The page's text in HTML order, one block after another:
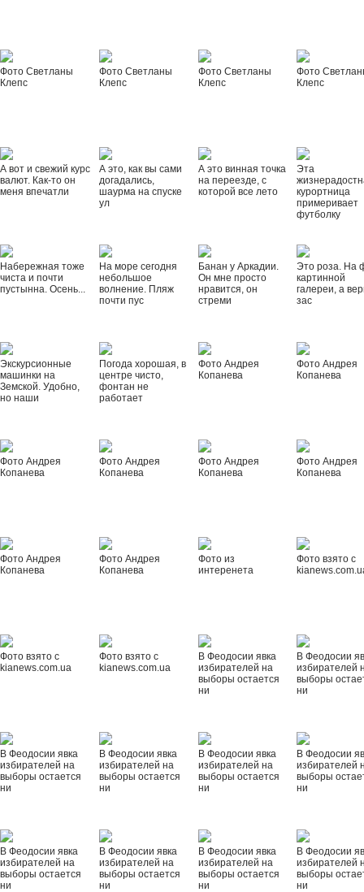
Фото Светланы
Клепс
Фото Светланы
Клепс
Фото Светланы
Клепс
Фото
Клепс
А вот и свежий курс
валют. Как-то он
меня впечатли
А это, как вы сами
догадались,
шаурма на спуске
ул
А это винная точка
на переезде, с
которой все лето
Эта
курортница
примеривает
футболку
Набережная тоже
чиста и почти
пустынна. Осень...
На море сегодня
небольшое
волнение. Пляж
почти пус
Банан у Аркадии.
Он мне просто
нравится, он
стреми
Это роза. На
картинной
галереи, а
зас
Экскурсионные
машинки на
Земской. Удобно,
но наши
Погода хорошая, в
центре чисто,
фонтан не
работает
Фото Андрея
Копанева
Фото Андрея
Копанева
Фото Андрея
Копанева
Фото Андрея
Копанева
Фото Андрея
Копанева
Фото Андрея
Копанева
Фото Андрея
Копанева
Фото Андрея
Копанева
Фото из
интеренета
Фото взято с
Фото взято с
kianews.com.ua
Фото взято с
kianews.com.ua
В Феодосии явка
избирателей на
выборы остается
ни
В Феодосии
избирателей
выборы
ни
В Феодосии явка
избирателей на
выборы остается
ни
В Феодосии явка
избирателей на
выборы остается
ни
В Феодосии явка
избирателей на
выборы остается
ни
В Феодосии
избирателей
выборы
ни
В Феодосии явка
избирателей на
выборы остается
ни
В Феодосии явка
избирателей на
выборы остается
ни
В Феодосии явка
избирателей на
выборы остается
ни
В Феодосии
избирателей
выборы
ни